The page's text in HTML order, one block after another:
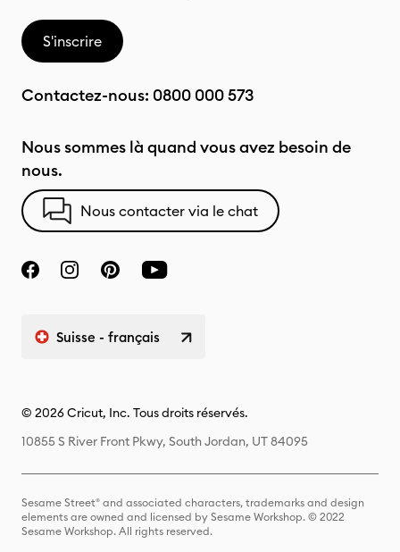
S'inscrire
Contactez-nous: 0800 000 573
Nous sommes là quand vous avez besoin de
nous.
Nous contacter via le chat
Suisse - français
© 2026 Cricut, Inc. Tous droits réservés.
10855 S River Front Pkwy, South Jordan, UT 84095
Sesame Street® and associated characters, trademarks and design
elements are owned and licensed by Sesame Workshop. © 2022
Sesame Workshop. All rights reserved.